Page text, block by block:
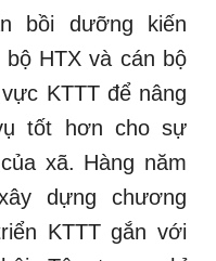
bồi dưỡng kiến
HTX và cán bộ
KTTT để nâng
tốt hơn cho sự
xã. Hàng năm
dựng chương
KTTT gắn với